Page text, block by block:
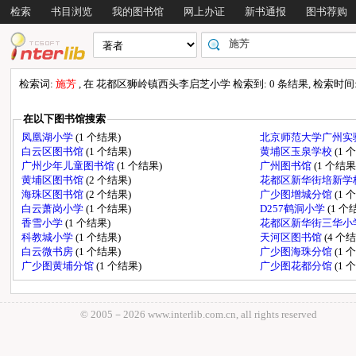
检索 书目浏览 我的图书馆 网上办证 新书通报 图书荐购
检索词:施芳, 在 花都区狮岭镇西头李启芝小学 检索到: 0 条结果, 检索时
在以下图书馆搜索
凤凰湖小学(1 个结果)
北京师范大学广州
白云区图书馆(1 个结果) 黄埔区玉泉学校(1
广州少年儿童图书馆(1 个结果) 广州图书馆(1 个结
黄埔区图书馆(2 个结果)
花都区新华街培新
海珠区图书馆(2 个结果) 广少图增城分馆(1
白云萧岗小学(1 个结果) D257鹤洞小学(1 个
香雪小学(1 个结果)
花都区新华街三华
科教城小学(1 个结果) 天河区图书馆(4 个
白云微书房(1 个结果) 广少图海珠分馆(1
广少图黄埔分馆(1 个结果) 广少图花都分馆(1
© 2005－ 2026 www.interlib.com.cn, all rights reserved